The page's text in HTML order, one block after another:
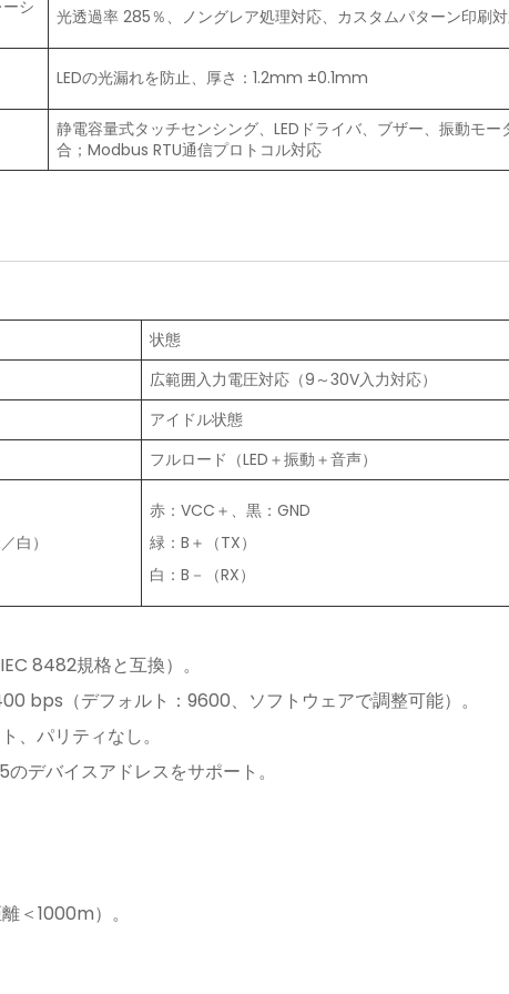
シ
光透過率 285％、ノングレア処理対応、カスタムパターン印刷
LEDの光漏れを防止、厚さ：1.2mm ±0.1mm
静電容量式タッチセンシング、LEDドライバ、ブザー、振動モー
合；Modbus RTU通信プロトコル対応
状態
広範囲入力電圧対応（9～30V入力対応）
アイドル状態
フルロード（LED＋振動＋音声）
白）
赤：VCC＋、黒：GND
緑：B＋（TX）
白：B－（RX）
8482規格と互換）。
bps（デフォルト：9600、ソフトウェアで調整可能）。
、パリティなし。
デバイスアドレスをサポート。
＜1000m）。